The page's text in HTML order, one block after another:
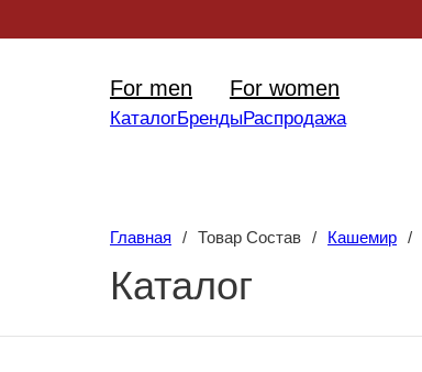
For men For women
КаталогБрендыРаспродажа
Главная / Товар Состав / Кашемир /
Каталог